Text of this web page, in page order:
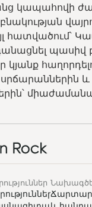
կապահովի
հատվածում՝
պասիվ
կյանք
և